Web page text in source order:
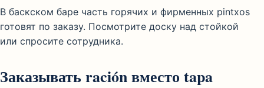
В баскском баре часть горячих и фирменных pintxos
готовят по заказу. Посмотрите доску над стойкой
или спросите сотрудника.
Заказывать ración вместо tapa